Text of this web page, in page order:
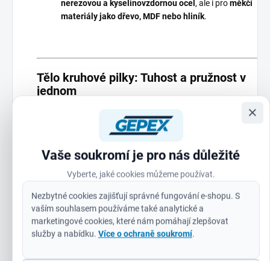
Vaše soukromí je pro nás důležité
Vyberte, jaké cookies můžeme používat.
Nezbytné cookies zajišťují správné fungování e-shopu. S
vaším souhlasem používáme také analytické a
marketingové cookies, které nám pomáhají zlepšovat
služby a nabídku. Více o ochraně soukromí.
×
nerezovou a kyselinovzdornou ocel , ale i proměkčí
materiály jako dřevo, MDF nebo hliník.
Tělo kruhové pilky: Tuhost a pružnost v
jednom
o tloušťce1,27 mm
, ale zároveň
, což zaručujestabilitu a přesnost
Účinná hloubka řezu 41 mm umožňuje práci i s
tlustšími materiály.
Konstrukce zadní desky: Stabilita a